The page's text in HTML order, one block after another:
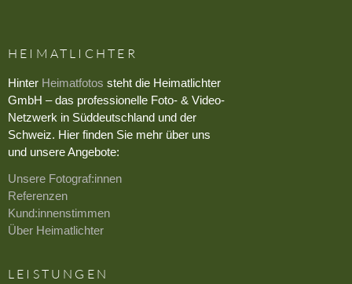
HEIMATLICHTER
Hinter Heimatfotos steht die Heimatlichter
GmbH – das professionelle Foto- & Video-
Netzwerk in Süddeutschland und der
Schweiz. Hier finden Sie mehr über uns
und unsere Angebote:
Unsere Fotograf:innen
Referenzen
Kund:innenstimmen
Über Heimatlichter
LEISTUNGEN